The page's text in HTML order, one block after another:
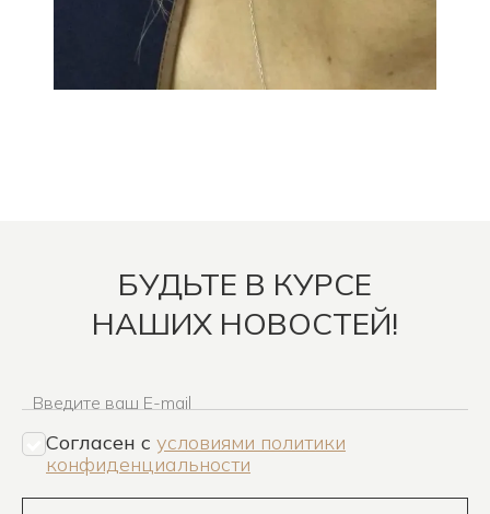
БУДЬТЕ В КУРСЕ
НАШИХ НОВОСТЕЙ!
Введите ваш E-mail
Согласен c условиями политики
конфиденциальности